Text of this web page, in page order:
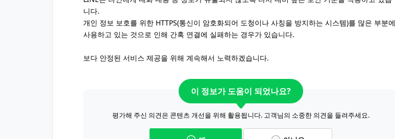
니다.
개인 정보 보호를 위한 HTTPS(통신이 암호화되어 도청이나 사칭을 방지하는 시스템)를 많은 부분에
사용하고 있는 것으로 인해 간혹 연결에 실패하는 경우가 있습니다.
보다 안정된 서비스 제공을 위해 계속해서 노력하겠습니다.
이 정보가 도움이 되었나요?
평가해 주신 의견은 콘텐츠 개선을 위해 활용됩니다. 고객님의 소중한 의견을 들려주세요.